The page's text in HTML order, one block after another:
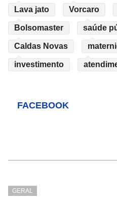
Lava jato Vorcaro
Bolsomaster saúde
Caldas Novas
investimento
FACEBOOK
GERAL